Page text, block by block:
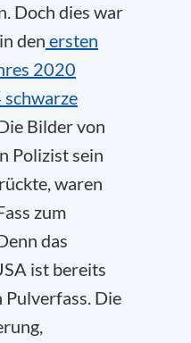
Doch dies war
den ersten
2020
Bilder von
Polizist sein
waren
zum
das
ist bereits
Die